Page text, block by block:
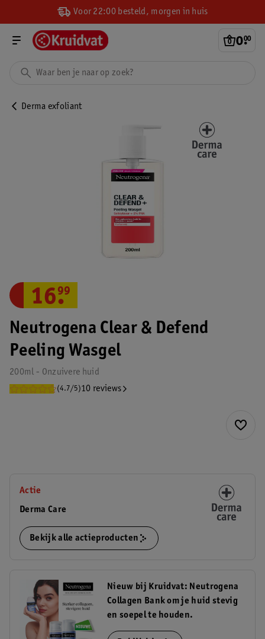
Voor 22:00 besteld, morgen in huis
0.
00
Derma exfoliant
Neutrogena Clear & Defend
Peeling Wasgel
200ml - Onzuivere huid
(4.7/5)10 reviews
16.
99
Actie
Derma Care
Bekijk alle actieproducten
Nieuw bij Kruidvat: Neutrogena
Collagen Bank om je huid stevig
en soepel te houden.